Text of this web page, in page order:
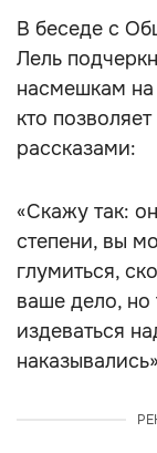
В беседе с
Лель
насмешкам на
кто
рассказами:
«Скажу так:
степени, вы
глумиться,
ваше дело, но
издеваться